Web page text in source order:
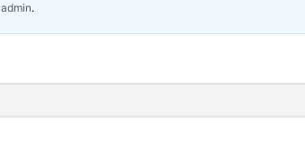
admin.